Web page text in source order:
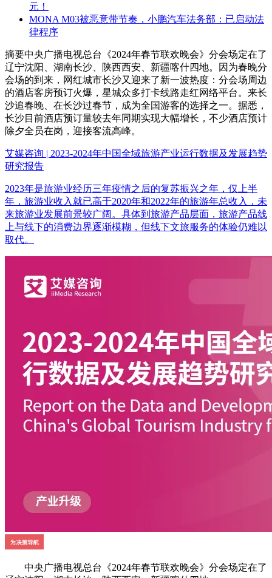
元！
MONA M03被恶意带节奏，小鹏汽车法务部：已启动法
律程序
摘要中央广播电视总台《2024年春节联欢晚会》分会场定在了
辽宁沈阳、湖南长沙、陕西西安、新疆喀什四地。因为春晚分
会场的到来，网红城市长沙又迎来了新一波热度：分会场周边
的酒店客房预订火爆，星城众多打卡线路走红网络平台。来长
沙追春晚、在长沙过春节，成为全国游客的选择之一。据悉，
长沙目前酒店预订量较去年同期实现大幅增长，不少酒店预计
除夕全员在岗，迎接客流高峰。
艾媒咨询 | 2023-2024年中国全域旅游产业运行数据及发展趋势
研究报告
2023年是旅游业经历三年疫情之后的复苏振兴之年，仅上半
年，旅游业收入就已高于2020年和2022年的旅游年总收入，未
来旅游业发展前景较广阔。具体到旅游产品层面，旅游产品线
上与线下的消费边界逐渐模糊，但线下文旅服务的体验仍难以
取代。
中央广播电视总台《2024年春节联欢晚会》分会场定在了